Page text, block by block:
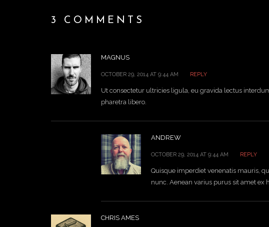
3 COMMENTS
MAGNUS
OCTOBER 29, 2014 AT 9:44 AM REPLY
Ut consectetur ultricies ligula, eu gravida lectus
pharetra libero.
ANDREW
OCTOBER 29, 2014 AT 9:44 AM REPLY
Quisque imperdiet venenatis mauris,
nunc. Aenean varius purus sit amet ex
CHRIS AMES